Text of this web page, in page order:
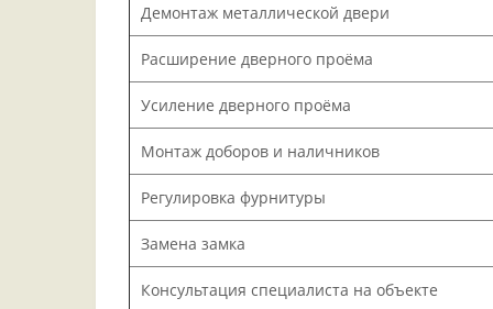
Демонтаж металлической двери
Расширение дверного проёма
Усиление дверного проёма
Монтаж доборов и наличников
Регулировка фурнитуры
Замена замка
Консультация специалиста на объекте